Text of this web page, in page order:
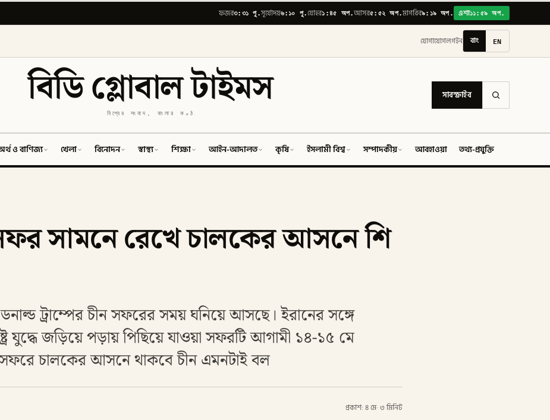
ফজর৩:৩১ পূ.সূর্যোদয়৬:১০ পূ.যোহর১:৪৫ অপ.আসর৫:৫২ অপ.মাগরিব৯:১৯ অপ. এশা১১:৫৯ অপ.
যোগাযোগলগইন বাং EN
বিডি গ্লোবাল টাইমস
বিশ্বের সংবাদ, বাংলার কণ্ঠ
সাবস্ক্রাইব
ও বাণিজ্য খেলা বিনোদন স্বাস্থ্য শিক্ষা আইন-আদালত কৃষি ইসলামী বিশ্ব সম্পাদকীয় আবহাওয়া তথ্য-প্রযুক্তি
সামনে রেখে চালকের আসনে শি
ডনাল্ড ট্রাম্পের চীন সফরের সময় ঘনিয়ে আসছে। ইরানের সঙ্গে
যুদ্ধে জড়িয়ে পড়ায় পিছিয়ে যাওয়া সফরটি আগামী ১৪-১৫ মে
চালকের আসনে থাকবে চীন এমনটাই বল
প্রকাশ: ৪ মে· ৩ মিনিট